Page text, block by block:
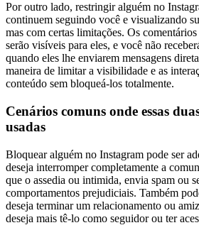
Por outro lado, restringir alguém no
continuem seguindo você e visualizando
mas com certas limitações. Os comentários
serão visíveis para eles, e você não
quando eles lhe enviarem mensagens
maneira de limitar a visibilidade e as
conteúdo sem bloqueá-los totalmente.
Cenários comuns onde essas
usadas
Bloquear alguém no Instagram pode ser
deseja interromper completamente a
que o assedia ou intimida, envia spam ou
comportamentos prejudiciais. Também
deseja terminar um relacionamento ou
deseja mais tê-lo como seguidor ou ter